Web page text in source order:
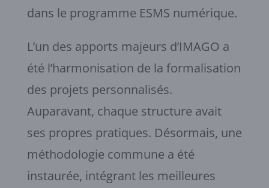
dans le programme ESMS numérique.
L’un des apports majeurs d’IMAGO a
été l’harmonisation de la formalisation
des projets personnalisés.
Auparavant, chaque structure avait
ses propres pratiques. Désormais, une
méthodologie commune a été
instaurée, intégrant les meilleures